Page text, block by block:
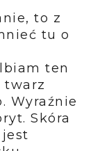
to z
tu o
ten
twarz
Wyraźnie
Skóra
jest